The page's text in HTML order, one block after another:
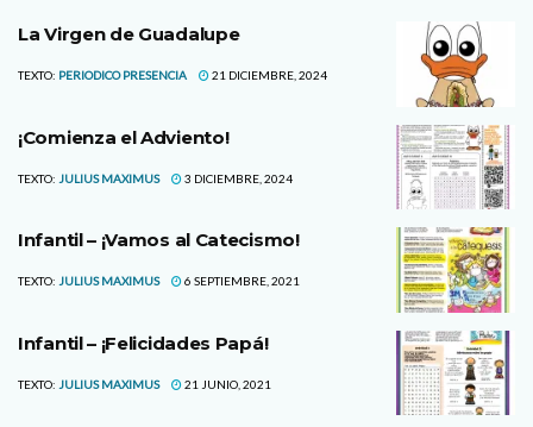
La Virgen de Guadalupe
TEXTO: PERIODICO PRESENCIA 21 DICIEMBRE, 2024
¡Comienza el Adviento!
TEXTO: JULIUS MAXIMUS 3 DICIEMBRE, 2024
Infantil – ¡Vamos al Catecismo!
TEXTO: JULIUS MAXIMUS 6 SEPTIEMBRE, 2021
Infantil – ¡Felicidades Papá!
TEXTO: JULIUS MAXIMUS 21 JUNIO, 2021